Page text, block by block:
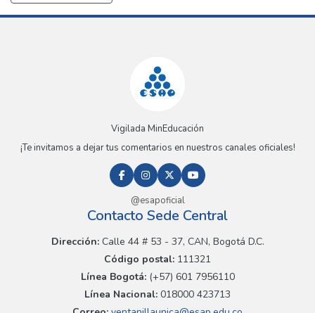
Vigilada MinEducación
¡Te invitamos a dejar tus comentarios en nuestros canales oficiales!
@esapoficial
Contacto Sede Central
Dirección:Calle 44 # 53 - 37, CAN, Bogotá D.C.
Código postal: 111321
Línea Bogotá:(+57) 601 7956110
Línea Nacional: 018000 423713